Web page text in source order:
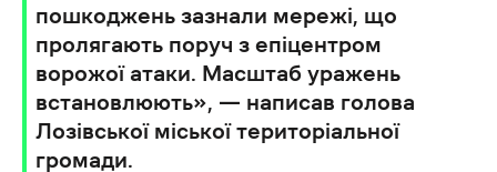
пошкоджень зазнали мережі, що
пролягають поруч з епіцентром
ворожої атаки. Масштаб уражень
встановлюють», — написав голова
Лозівської міської територіальної
громади.